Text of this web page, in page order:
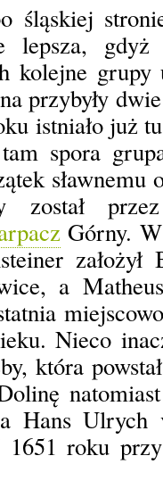
śląskiej
gdyż
kolejne
przybyły
istniało już
spora
sławnemu
został
Górny.
a
Nieco
która
Hans Ulrych
roku